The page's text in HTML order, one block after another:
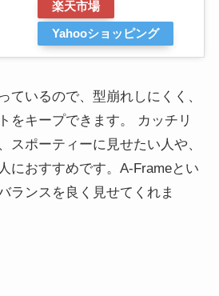
楽天市場
Yahooショッピング
ているので、型崩れしにくく、
をキープできます。 カッチリ
スポーティーに見せたい人や、
におすすめです。A-Frameとい
ランスを良く見せてくれま